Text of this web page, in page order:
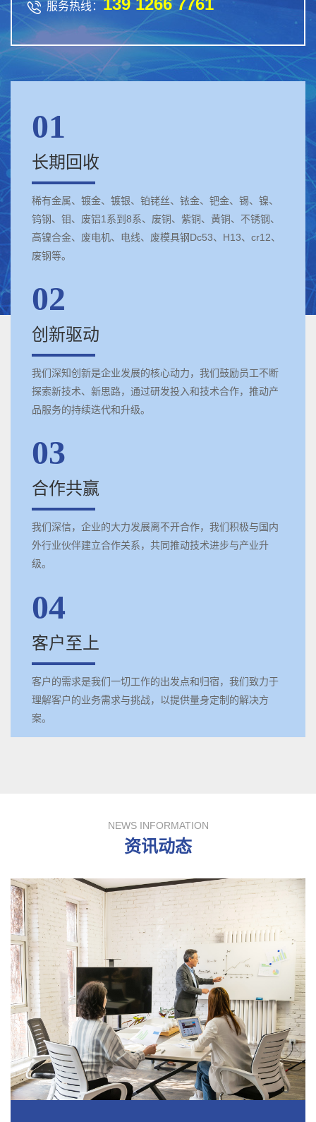
 服务热线：
01
长期回收
稀有金属、镀金、镀银、铂铑丝、铱金、钯金、锡、镍、
钨钢、钼、废铝1系到8系、废铜、紫铜、黄铜、不锈钢、
高镍合金、废电机、电线、废模具钢Dc53、H13、cr12、
废钢等。
02
创新驱动
我们深知创新是企业发展的核心动力，我们鼓励员工不断
探索新技术、新思路，通过研发投入和技术合作，推动产
品服务的持续迭代和升级。
03
合作共赢
我们深信，企业的大力发展离不开合作，我们积极与国内
外行业伙伴建立合作关系，共同推动技术进步与产业升
级。
04
客户至上
客户的需求是我们一切工作的出发点和归宿，我们致力于
理解客户的业务需求与挑战，以提供量身定制的解决方
案。
NEWS INFORMATION
资讯动态